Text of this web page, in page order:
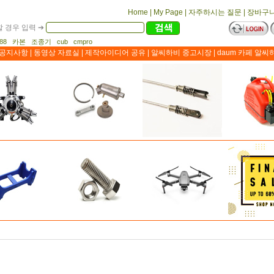
Home My Page 자주하시는 질문
장바구
경우 입력 ➔
카본 조종기 cub cmpro
공지사항 동영상 자료실 제작아이디어 공유 알씨하비 중고시장 daum 카페 알씨